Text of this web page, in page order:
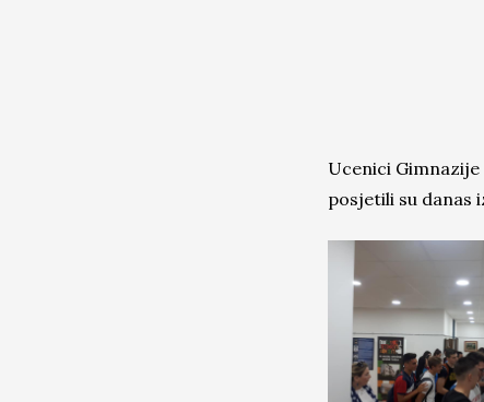
Ucenici
posjetili su danas